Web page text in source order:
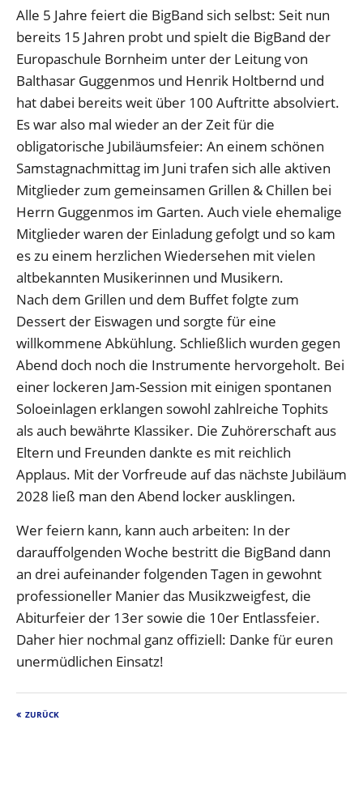
Alle 5 Jahre feiert die BigBand sich selbst: Seit nun
bereits 15 Jahren probt und spielt die BigBand der
Europaschule Bornheim unter der Leitung von
Balthasar Guggenmos und Henrik Holtbernd und
hat dabei bereits weit über 100 Auftritte absolviert.
Es war also mal wieder an der Zeit für die
obligatorische Jubiläumsfeier: An einem schönen
Samstagnachmittag im Juni trafen sich alle aktiven
Mitglieder zum gemeinsamen Grillen & Chillen bei
Herrn Guggenmos im Garten. Auch viele ehemalige
Mitglieder waren der Einladung gefolgt und so kam
es zu einem herzlichen Wiedersehen mit vielen
altbekannten Musikerinnen und Musikern.
Nach dem Grillen und dem Buffet folgte zum
Dessert der Eiswagen und sorgte für eine
willkommene Abkühlung. Schließlich wurden gegen
Abend doch noch die Instrumente hervorgeholt. Bei
einer lockeren Jam-Session mit einigen spontanen
Soloeinlagen erklangen sowohl zahlreiche Tophits
als auch bewährte Klassiker. Die Zuhörerschaft aus
Eltern und Freunden dankte es mit reichlich
Applaus. Mit der Vorfreude auf das nächste Jubiläum
2028 ließ man den Abend locker ausklingen.
Wer feiern kann, kann auch arbeiten: In der
darauffolgenden Woche bestritt die BigBand dann
an drei aufeinander folgenden Tagen in gewohnt
professioneller Manier das Musikzweigfest, die
Abiturfeier der 13er sowie die 10er Entlassfeier.
Daher hier nochmal ganz offiziell: Danke für euren
unermüdlichen Einsatz!
ZURÜCK